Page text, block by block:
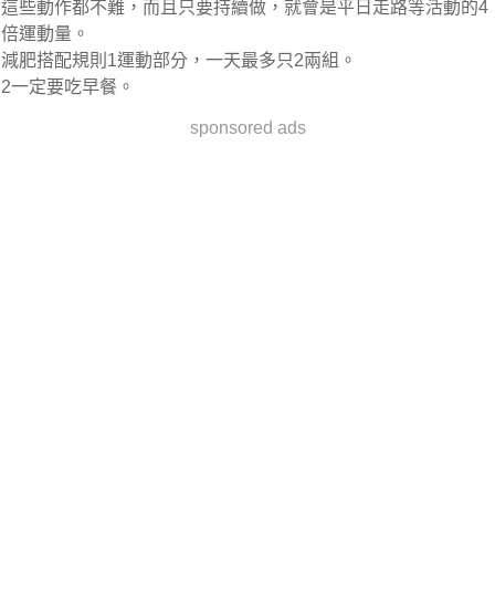
這些動作都不難，而且只要持續做，就會是平日走路等活動的4
倍運動量。
減肥搭配規則 1運動部分，一天最多只2兩組。
2一定要吃早餐。
sponsored ads